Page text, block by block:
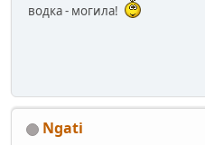
водка - могила!
Ngati